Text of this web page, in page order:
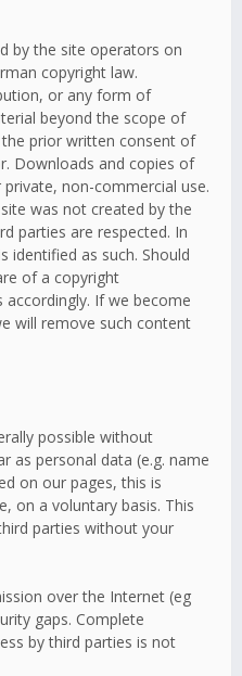
by the site operators on
copyright law.
or any form of
beyond the scope of
prior written consent of
Downloads and copies of
non-commercial use.
was not created by the
parties are respected. In
identified as such. Should
of a copyright
If we become
will remove such content
possible without
as personal data (e.g. name
on our pages, this is
on a voluntary basis. This
parties without your
over the Internet (eg
gaps. Complete
by third parties is not